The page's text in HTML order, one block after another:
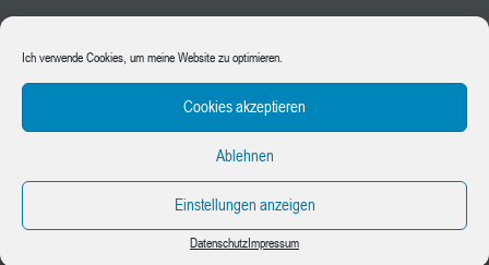
Ich verwende Cookies, um meine Website zu optimieren.
Cookies akzeptieren
Ablehnen
Einstellungen anzeigen
DatenschutzImpressum
06.05.2026